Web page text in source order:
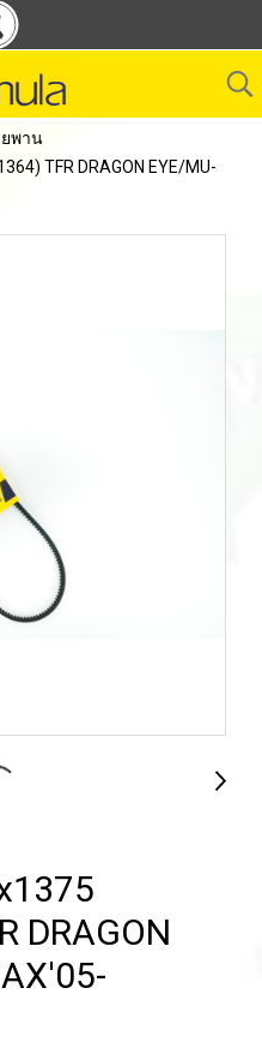
พาน
TFR DRAGON EYE/MU-
DRAGON